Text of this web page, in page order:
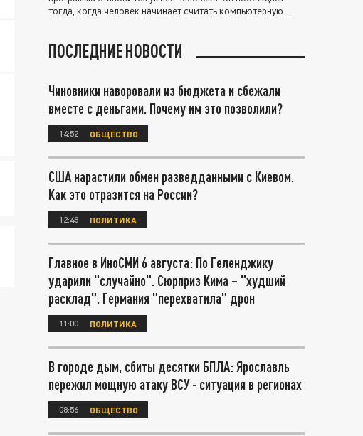
тогда, когда человек начинает считать компьютерную
ПОСЛЕДНИЕ НОВОСТИ
Чиновники наворовали из бюджета и сбежали
вместе с деньгами. Почему им это позволили?
14:52 ОБЩЕСТВО
США нарастили обмен разведданными с Киевом.
Как это отразится на России?
12:48 ПОЛИТИКА
Главное в ИноСМИ 6 августа: По Геленджику
ударили "случайно". Сюрприз Кима – "худший
расклад". Германия "перехватила" дрон
11:00 ПОЛИТИКА
В городе дым, сбиты десятки БПЛА: Ярославль
пережил мощную атаку ВСУ - ситуация в регионах
08:56 ОБЩЕСТВО